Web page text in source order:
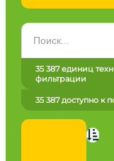
Марка
Все марки
35 387 единиц
фильтрации
35 387 доступно к